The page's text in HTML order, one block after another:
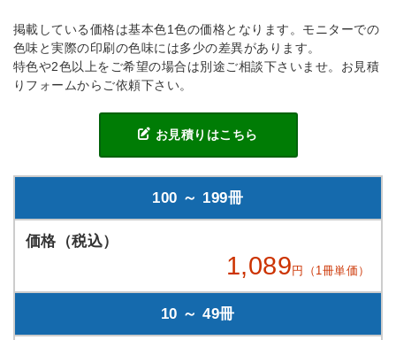
掲載している価格は基本色1色の価格となります。モニターでの
色味と実際の印刷の色味には多少の差異があります。
特色や2色以上をご希望の場合は別途ご相談下さいませ。お見積
りフォームからご依頼下さい。
お見積りはこちら
100 ～ 199冊
1,089 円（1冊単価）
10 ～ 49冊